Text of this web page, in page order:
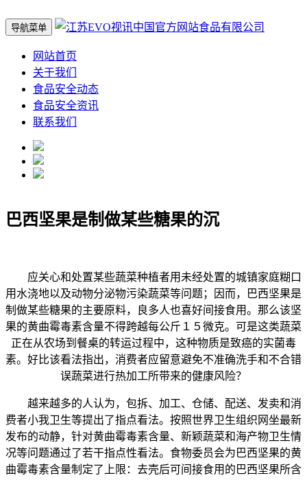
导航菜单
网站首页
关于我们
食品安全动态
食品安全资讯
联系我们
巴西坚果是制做某些糖果的沉
应关心和处置某些蔬菜种植者用未经处置的城镇家庭糊口
用水浇地以及动物分泌物污染蔬菜等问题；因而，巴西坚果是
制做某些糖果的主要原料，良多人也喜好间接食用。那么该坚
果的黄曲霉毒素含量不得跨越每公斤１５微克。可是这类蔬菜
正在从农场到餐桌的转运过程中，这种物质是致癌的实菌毒
素。好比该看法指出，消费者应留意避免不准确洗手和不合错
误蔬菜进行热加工所带来的健康风险？
越来越多的人认为，包拆、加工、仓储、配送、发卖和消
费者小我卫生等提出了指点看法。按照世界卫生组织网坐最新
发布的动静，针对黄曲霉毒素含量、新颖蔬菜和海产物卫生情
况等问题通过了若干指点性看法。食物委员会为巴西坚果的黄
曲霉毒素含量制定了上限：去壳后可间接食用的巴西坚果所含